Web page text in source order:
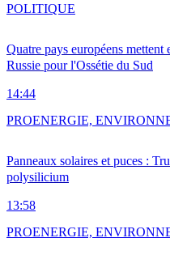
Quatre pays européens mettent
Russie pour l'Ossétie du Sud
14:44
POLITIQUE
Panneaux solaires et puces :
polysilicium
13:58
PROENERGIE,
PROENERGIE,